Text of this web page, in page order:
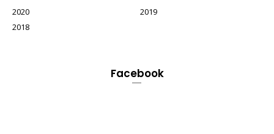
2020
2019
2018
Facebook